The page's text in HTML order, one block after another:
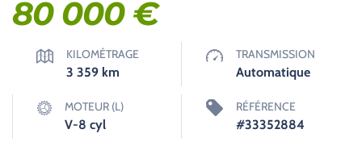
80 000€
KILOMÉTRAGE
3 359 km
TRANSMISSION
Automatique
MOTEUR (L)
V-8 cyl
RÉFÉRENCE
#33352884